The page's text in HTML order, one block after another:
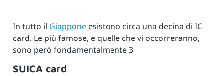
In tutto il Giappone esistono circa una decina di IC
card. Le più famose, e quelle che vi occorreranno,
sono però fondamentalmente 3
SUICA card